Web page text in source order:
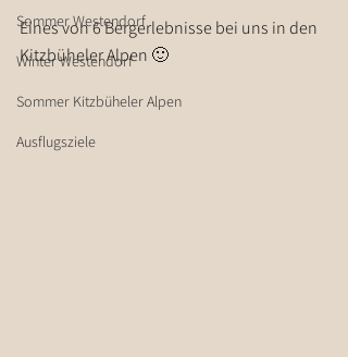
Sommer Westendorf
Winter Westendorf
Sommer Kitzbüheler Alpen
Ausflugsziele
Eines von 6 Bergerlebnisse bei uns in den
Kitzbüheler Alpen 🙂